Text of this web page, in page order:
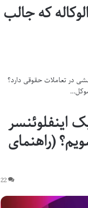
که جالب
در تعاملات حقوقی دارد؟
به یک اینفلوئنسر
(راهنمای
22